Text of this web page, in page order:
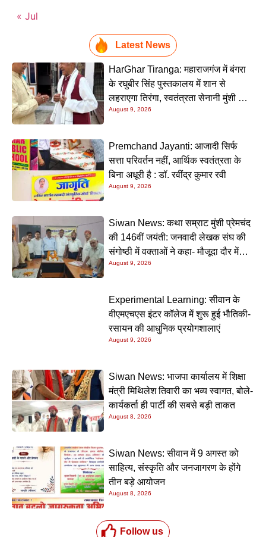
« Jul
Latest News
HarGhar Tiranga: महाराजगंज में बंगरा
के रघुबीर सिंह पुस्तकालय में शान से
लहराएगा तिरंगा, स्वतंत्रता सेनानी मुंशी सिंह
होंगे मुख्य अतिथि
August 9, 2026
Premchand Jayanti: आजादी सिर्फ
सत्ता परिवर्तन नहीं, आर्थिक स्वतंत्रता के
बिना अधूरी है : डॉ. रवींद्र कुमार रवी
August 9, 2026
Siwan News: कथा सम्राट मुंशी प्रेमचंद
की 146वीं जयंती: जनवादी लेखक संघ की
संगोष्ठी में वक्ताओं ने कहा- मौजूदा दौर में
प्रेमचंद की रचनाएं और अधिक प्रासंगिक
August 9, 2026
Experimental Learning: सीवान के
वीएमएचएस इंटर कॉलेज में शुरू हुई भौतिकी-
रसायन की आधुनिक प्रयोगशालाएं
August 9, 2026
Siwan News: भाजपा कार्यालय में शिक्षा
मंत्री मिथिलेश तिवारी का भव्य स्वागत, बोले-
कार्यकर्ता ही पार्टी की सबसे बड़ी ताकत
August 8, 2026
Siwan News: सीवान में 9 अगस्त को
साहित्य, संस्कृति और जनजागरण के होंगे
तीन बड़े आयोजन
August 8, 2026
Follow us